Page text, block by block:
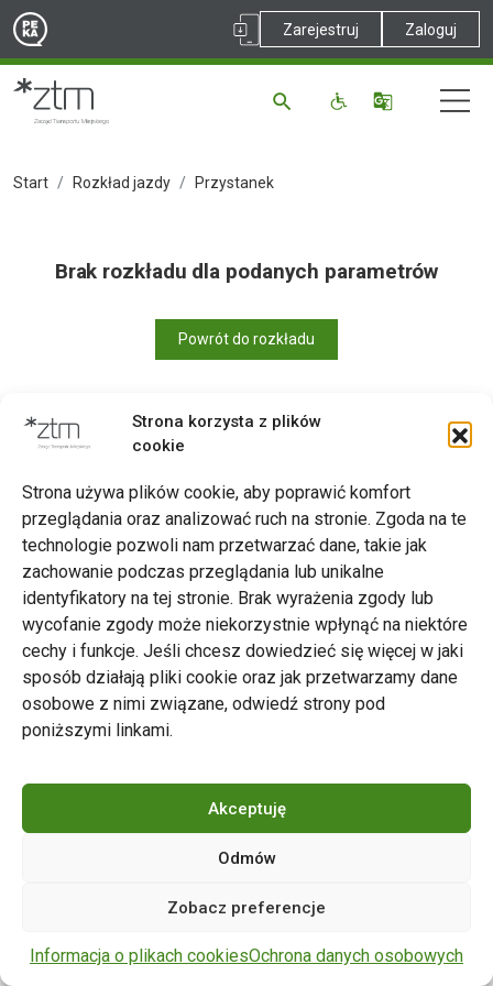
Strona korzysta z plików
cookie
Strona używa plików cookie, aby poprawić komfort
przeglądania oraz analizować ruch na stronie. Zgoda na te
technologie pozwoli nam przetwarzać dane, takie jak
zachowanie podczas przeglądania lub unikalne
identyfikatory na tej stronie. Brak wyrażenia zgody lub
wycofanie zgody może niekorzystnie wpłynąć na niektóre
cechy i funkcje. Jeśli chcesz dowiedzieć się więcej w jaki
sposób działają pliki cookie oraz jak przetwarzamy dane
osobowe z nimi związane, odwiedź strony pod
poniższymi linkami.
Akceptuję
Odmów
Zobacz preferencje
Informacja o plikach cookiesOchrona danych osobowych
Zarejestruj Zaloguj
Start Rozkład jazdy Przystanek
Brak rozkładu dla podanych parametrów
Powrót do rozkładu
Zarząd Transportu Miejskiego w Poznaniu
Napisz do nas
tel. 61 646 33 44
ul. Matejki 59, 60-770 Poznań
zastrzeżone.